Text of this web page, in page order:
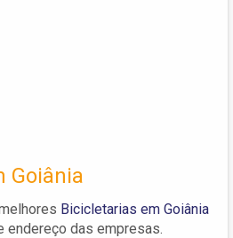
Goiânia
Bicicletarias em Goiânia
endereço das empresas.